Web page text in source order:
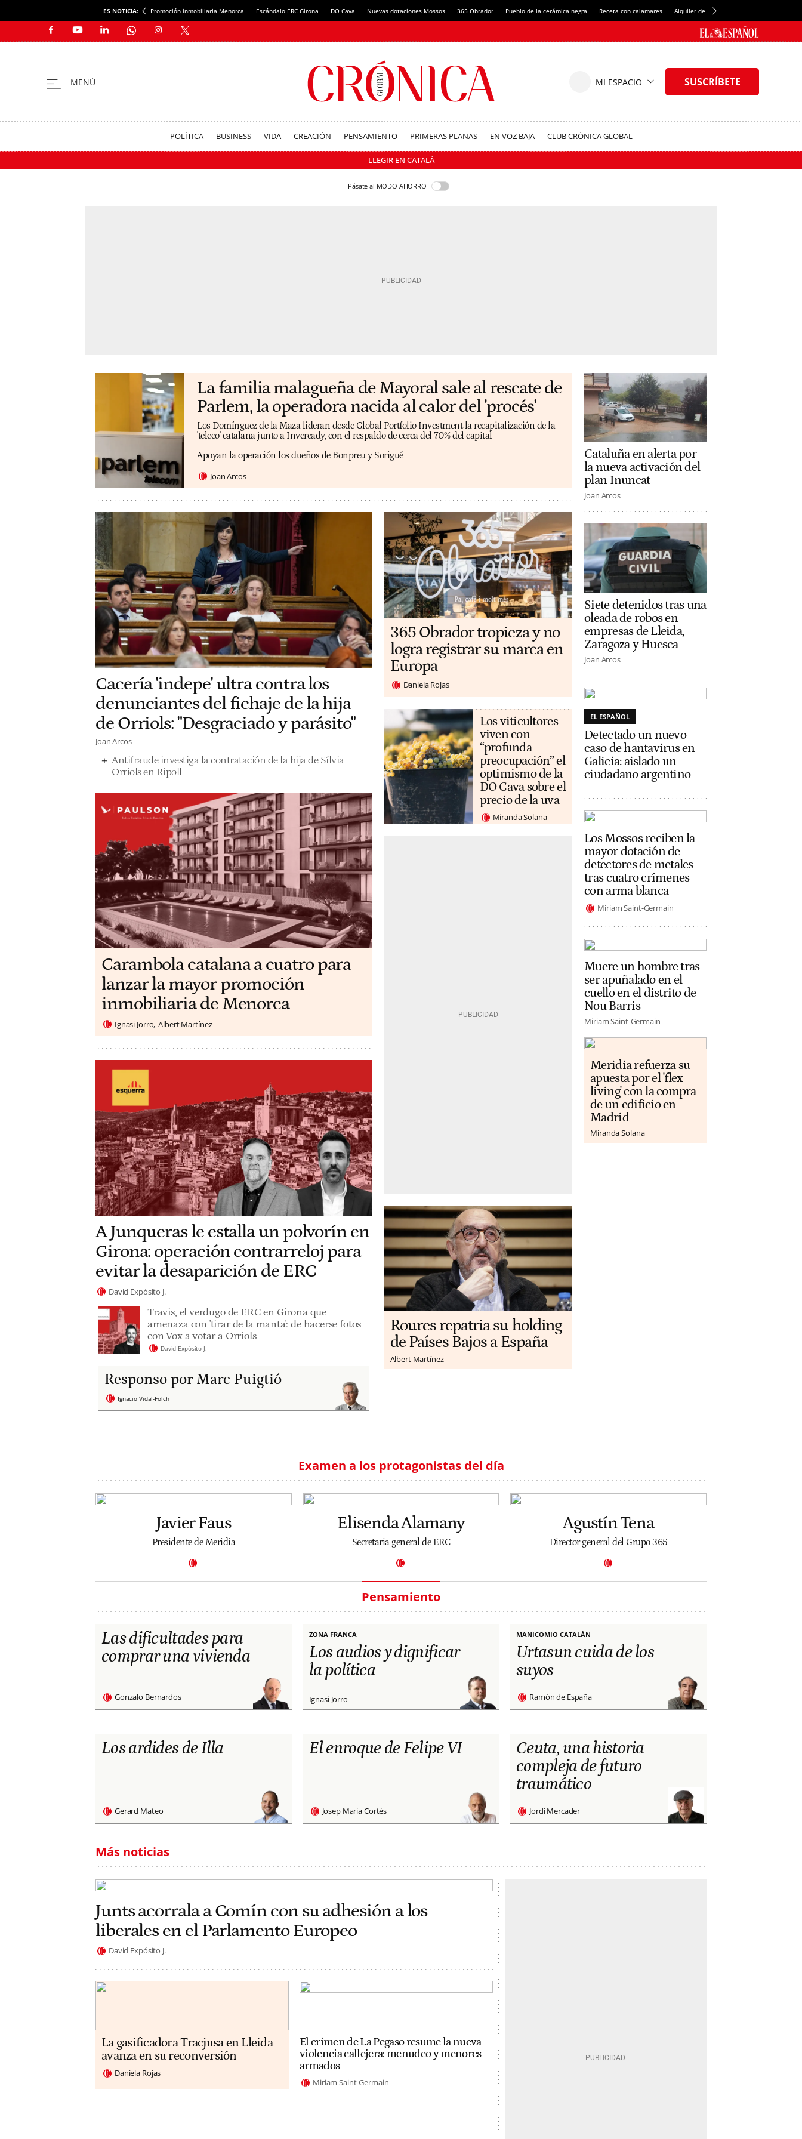
ES NOTICIA: Promoción inmobiliaria Menorca Escándalo ERC Girona DO Cava Nuevas dotaciones Mossos 365 Obrador Pueblo de la cerámica negra Receta con calamares Alquiler de habitaciones en España
POLÍTICA BUSINESS VIDA CREACIÓN PENSAMIENTO PRIMERAS PLANAS EN VOZ BAJA CLUB CRÓNICA GLOBAL
LLEGIR EN CATALÀ
Pásate al MODO AHORRO
La familia malagueña de Mayoral sale al rescate de
Parlem, la operadora nacida al calor del 'procés'
Los Domínguez de la Maza lideran desde Global Portfolio Investment la recapitalización de la
'teleco' catalana junto a Inveready, con el respaldo de cerca del 70% del capital
Apoyan la operación los dueños de Bonpreu y Sorigué
Joan Arcos
Cacería 'indepe' ultra contra los
denunciantes del fichaje de la hija
de Orriols: "Desgraciado y parásito"
Joan Arcos
Antifraude investiga la contratación de la hija de Sílvia
Orriols en Ripoll
Carambola catalana a cuatro para
lanzar la mayor promoción
inmobiliaria de Menorca
Ignasi Jorro Albert Martínez
A Junqueras le estalla un polvorín en
Girona: operación contrarreloj para
evitar la desaparición de ERC
David Expósito J.
Travis, el verdugo de ERC en Girona que
amenaza con 'tirar de la manta': de hacerse fotos
con Vox a votar a Orriols
David Expósito J.
Responso por Marc Puigtió
Ignacio Vidal-Folch
365 Obrador tropieza y no
logra registrar su marca en
Europa
Daniela Rojas
Los viticultores
viven con
“profunda
preocupación” el
optimismo de la
DO Cava sobre el
precio de la uva
Miranda Solana
Roures repatria su holding
de Países Bajos a España
Albert Martínez
Cataluña en alerta por
la nueva activación del
plan Inuncat
Joan Arcos
Siete detenidos tras una
oleada de robos en
empresas de Lleida,
Zaragoza y Huesca
Joan Arcos
EL ESPAÑOL
Detectado un nuevo
caso de hantavirus en
Galicia: aislado un
ciudadano argentino
Los Mossos reciben la
mayor dotación de
detectores de metales
tras cuatro crímenes
con arma blanca
Miriam Saint-Germain
Muere un hombre tras
ser apuñalado en el
cuello en el distrito de
Nou Barris
Miriam Saint-Germain
Meridia refuerza su
apuesta por el 'flex
living' con la compra
de un edificio en
Madrid
Miranda Solana
Examen a los protagonistas del día
Javier Faus
Presidente de Meridia
Elisenda Alamany
Secretaria general de ERC
Agustín Tena
Director general del Grupo 365
Pensamiento
Las dificultades para
comprar una vivienda
Gonzalo Bernardos
ZONA FRANCA
Los audios y dignificar
la política
Ignasi Jorro
MANICOMIO CATALÁN
Urtasun cuida de los
suyos
Ramón de España
Los ardides de Illa
Gerard Mateo
El enroque de Felipe VI
Josep Maria Cortés
Ceuta, una historia
compleja de futuro
traumático
Jordi Mercader
Más noticias
Junts acorrala a Comín con su adhesión a los
liberales en el Parlamento Europeo
David Expósito J.
La gasificadora Tracjusa en Lleida
avanza en su reconversión
Daniela Rojas
El crimen de La Pegaso resume la nueva
violencia callejera: menudeo y menores
armados
Miriam Saint-Germain